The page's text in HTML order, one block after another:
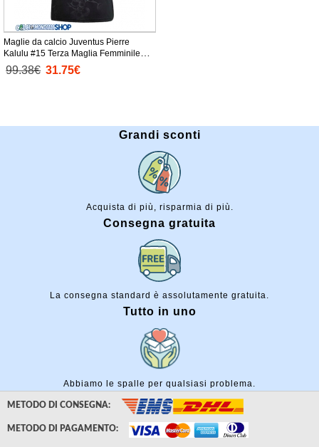
Maglie da calcio Juventus Pierre
Kalulu #15 Terza Maglia Femminile
2025-26 Manica Corta
99.38€ 31.75€
Grandi sconti
Acquista di più, risparmia di più.
Consegna gratuita
La consegna standard è assolutamente gratuita.
Tutto in uno
Abbiamo le spalle per qualsiasi problema.
METODO DI CONSEGNA:
METODO DI PAGAMENTO: